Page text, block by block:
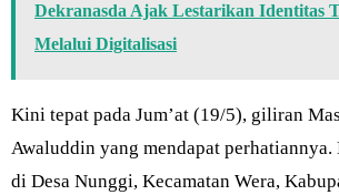
Dekranasda Ajak Lestarikan Identitas
Melalui Digitalisasi
Kini tepat pada Jum’at (19/5), giliran
Awaluddin yang mendapat
di Desa Nunggi, Kecamatan Wera,